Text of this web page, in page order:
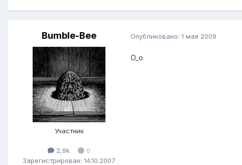
Bumble-Bee
Участник
2,9k
0
Зарегистрирован: 14.10.2007
Опубликовано: 1 мая 2009
O_o